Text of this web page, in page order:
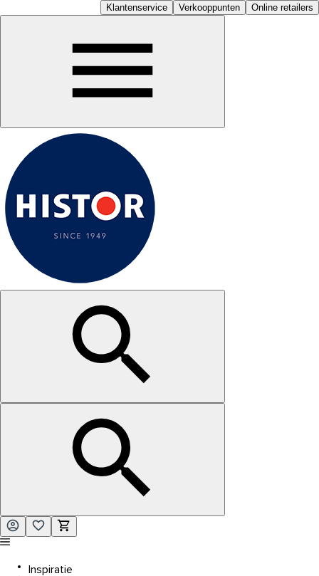
Klantenservice Verkooppunten Online retailers
Inspiratie